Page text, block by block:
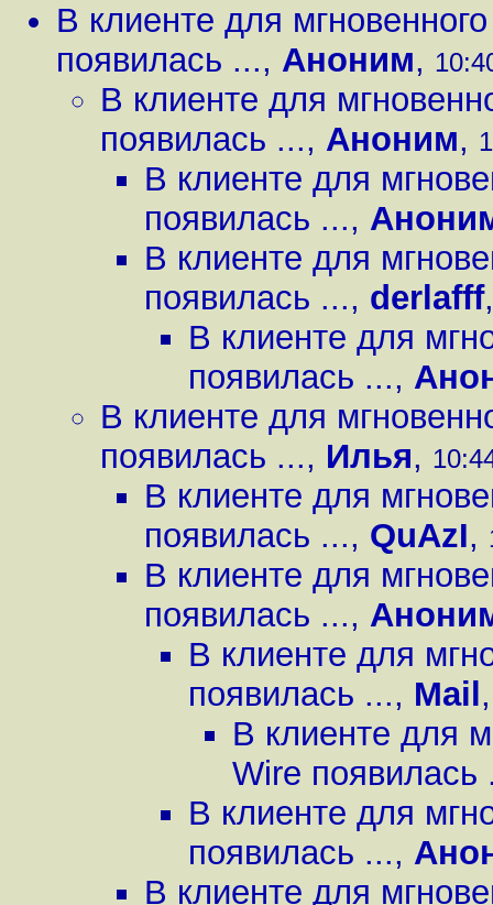
В клиенте для
появилась ..., Аноним,
В клиенте для
появилась ..., Аноним,
В клиенте для
появилась ...,
В клиенте для
появилась ..., derlafff
В клиенте для
появилась ...,
В клиенте для
появилась ..., Илья,
В клиенте для
появилась ..., QuAzI,
В клиенте для
появилась ...,
В клиенте для
появилась ..., Mail
В клиенте для
Wire появилась
В клиенте для
появилась ...,
В клиенте для